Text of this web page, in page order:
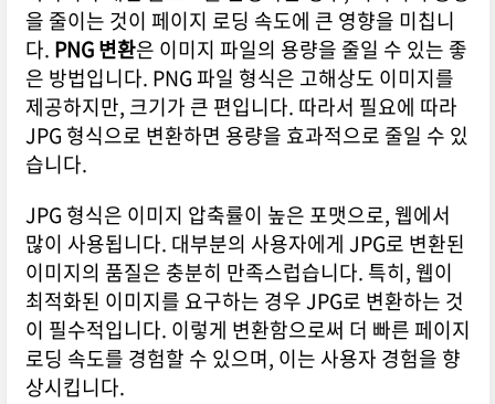
을 줄이는 것이 페이지 로딩 속도에 큰 영향을 미칩니
다. PNG 변환은 이미지 파일의 용량을 줄일 수 있는 좋
은 방법입니다. PNG 파일 형식은 고해상도 이미지를
제공하지만, 크기가 큰 편입니다. 따라서 필요에 따라
JPG 형식으로 변환하면 용량을 효과적으로 줄일 수 있
습니다.
JPG 형식은 이미지 압축률이 높은 포맷으로, 웹에서
많이 사용됩니다. 대부분의 사용자에게 JPG로 변환된
이미지의 품질은 충분히 만족스럽습니다. 특히, 웹이
최적화된 이미지를 요구하는 경우 JPG로 변환하는 것
이 필수적입니다. 이렇게 변환함으로써 더 빠른 페이지
로딩 속도를 경험할 수 있으며, 이는 사용자 경험을 향
상시킵니다.